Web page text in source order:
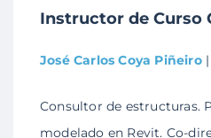
Instructor de Curso
José Carlos Coya Piñeiro|
Consultor de estructuras.
modelado en Revit. Co-